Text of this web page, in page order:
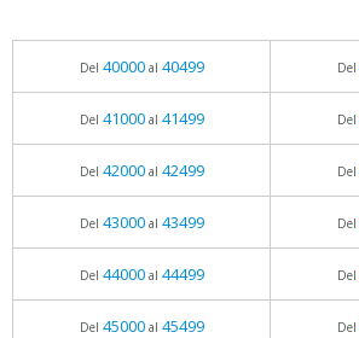
Del 40000al 40499 Del
Del 41000al 41499 Del
Del 42000al 42499 Del
Del 43000al 43499 Del
Del 44000al 44499 Del
Del 45000al 45499 Del